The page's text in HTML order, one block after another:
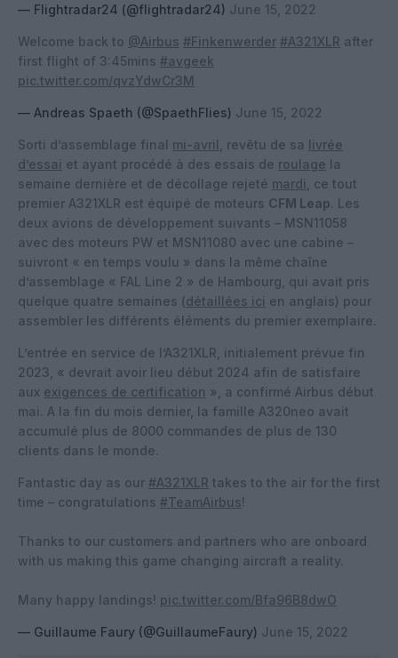
— Flightradar24 (@flightradar24) June 15, 2022
Welcome back to @Airbus #Finkenwerder #A321XLR after
first flight of 3:45mins #avgeek
pic.twitter.com/qvzYdwCr3M
— Andreas Spaeth (@SpaethFlies) June 15, 2022
Sorti d’assemblage final mi-avril , revêtu de sa livrée
d’essai et ayant procédé à des essais de roulage la
semaine dernière et de décollage rejeté mardi
, ce tout
premier A321XLR est équipé de moteurs CFM Leap. Les
deux avions de développement suivants – MSN11058
avec des moteurs PW et MSN11080 avec une cabine –
suivront « en temps voulu » dans la même chaîne
d’assemblage « FAL Line 2 » de Hambourg, qui avait pris
quelque quatre semaines (détaillées ici en anglais) pour
assembler les différents éléments du premier exemplaire.
L’entrée en service de l’A321XLR, initialement prévue fin
2023, « devrait avoir lieu début 2024 afin de satisfaire
aux exigences de certification », a confirmé Airbus début
mai. A la fin du mois dernier, la famille A320neo avait
accumulé plus de 8000 commandes de plus de 130
clients dans le monde.
Fantastic day as our #A321XLR takes to the air for the first
time – congratulations #TeamAirbus!
Thanks to our customers and partners who are onboard
with us making this game changing aircraft a reality.
Many happy landings! pic.twitter.com/Bfa96B8dwO
— Guillaume Faury (@GuillaumeFaury) June 15, 2022